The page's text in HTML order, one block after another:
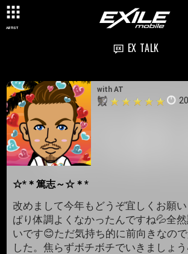
ARTIST
EX TALK
with AT
☆*＊篤志～☆＊*
改めまして今年もどうぞ宜しくお願
ぱり体調よくなかったんですね💦全
いです😊ただ気持ち的に前向きなの
した。焦らずボチボチでいきましょ